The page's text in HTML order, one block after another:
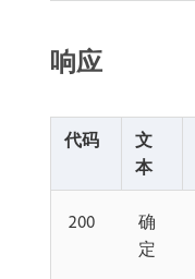
响应
代码
文
本
200
确
定